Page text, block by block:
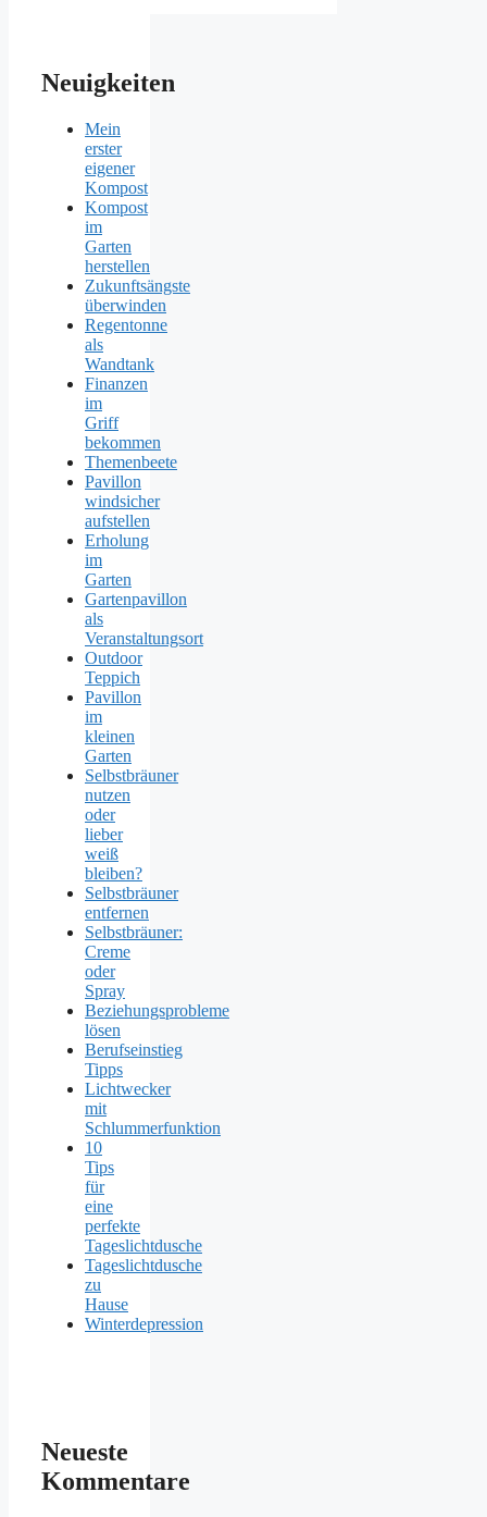
Neuigkeiten
Mein
erster
eigener
Kompost
Kompost
im
Garten
herstellen
Zukunftsängste
überwinden
Regentonne
als
Wandtank
Finanzen
im
Griff
bekommen
Themenbeete
Pavillon
windsicher
aufstellen
Erholung
im
Garten
Gartenpavillon
als
Veranstaltungsort
Outdoor
Teppich
Pavillon
im
kleinen
Garten
Selbstbräuner
nutzen
oder
lieber
weiß
bleiben?
Selbstbräuner
entfernen
Selbstbräuner:
Creme
oder
Spray
Beziehungsprobleme
lösen
Berufseinstieg
Tipps
Lichtwecker
mit
Schlummerfunktion
10
Tips
für
eine
perfekte
Tageslichtdusche
Tageslichtdusche
zu
Hause
Winterdepression
Neueste
Kommentare